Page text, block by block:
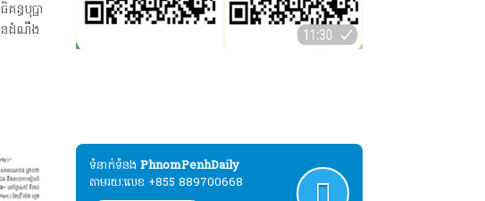
ធបុប្ផា
នដំណឹង
ទំនាក់ទំនង​​ PhnomPenhDaily
តាមរយៈលេខ +855 889700668